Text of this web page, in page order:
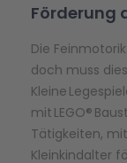
Förderung
Die
doch muss
Kleine
mit LEGO®
Tätigkeiten,
Kleinkindalter